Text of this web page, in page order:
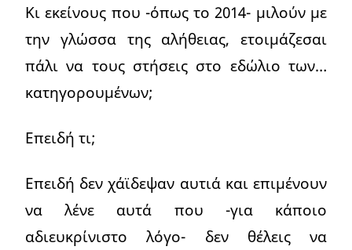
Κι εκείνους που -όπως το 2014- μιλούν με
την γλώσσα της αλήθειας, ετοιμάζεσαι
πάλι να τους στήσεις στο εδώλιο των…
κατηγορουμένων;
Επειδή τι;
Επειδή δεν χάϊδεψαν αυτιά και επιμένουν
να λένε αυτά που -για κάποιο
αδιευκρίνιστο λόγο- δεν θέλεις να